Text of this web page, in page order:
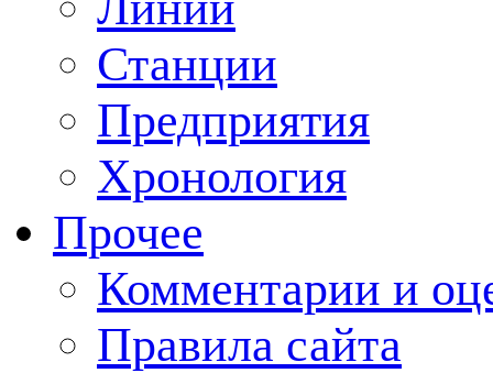
Станции
Предприятия
Хронология
Прочее
Комментарии и
Правила сайта